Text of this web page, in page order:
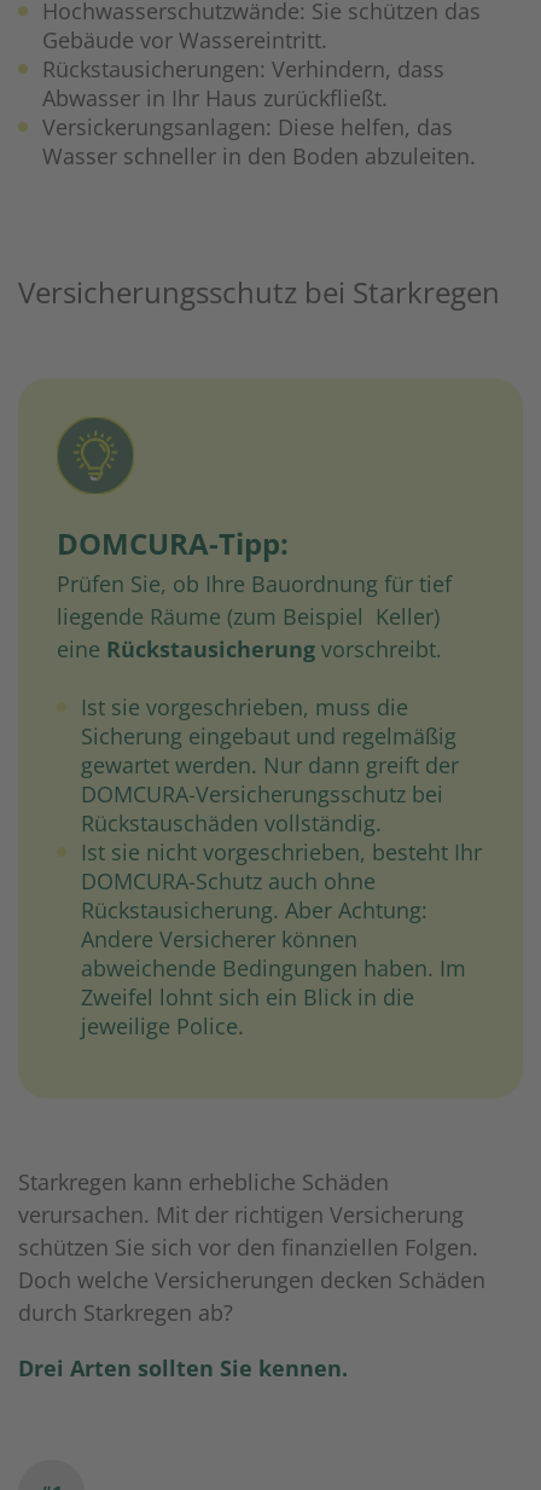
Hochwasserschutzwände: Sie schützen das
Gebäude vor Wassereintritt.
Rückstausicherungen: Verhindern, dass
Abwasser in Ihr Haus zurückfließt.
Versickerungsanlagen: Diese helfen, das
Wasser schneller in den Boden abzuleiten.
Versicherungsschutz bei Starkregen
DOMCURA-Tipp:
Prüfen Sie, ob Ihre Bauordnung für tief
liegende Räume (zum Beispiel Keller)
eine Rückstausicherung vorschreibt.
Ist sie vorgeschrieben, muss die
Sicherung eingebaut und regelmäßig
gewartet werden. Nur dann greift der
DOMCURA-Versicherungsschutz bei
Rückstau­schäden vollständig.
Ist sie nicht vorgeschrieben, besteht Ihr
DOMCURA-Schutz auch ohne
Rückstausicherung. Aber Achtung:
Andere Versicherer können
abweichende Bedingungen haben. Im
Zweifel lohnt sich ein Blick in die
jeweilige Police.
Starkregen kann erhebliche Schäden
verursachen. Mit der richtigen Versicherung
schützen Sie sich vor den finanziellen Folgen.
Doch welche Versicherungen decken Schäden
durch Starkregen ab?
Drei Arten sollten Sie kennen.